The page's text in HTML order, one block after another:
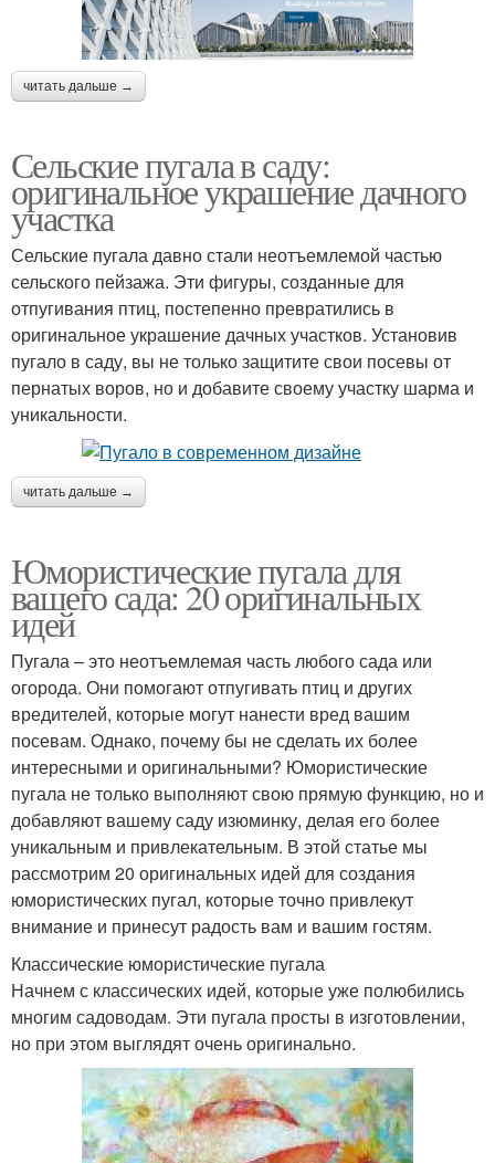
читать дальше →
Сельские пугала в саду:
оригинальное украшение дачного
участка
Сельские пугала давно стали неотъемлемой частью
сельского пейзажа. Эти фигуры, созданные для
отпугивания птиц, постепенно превратились в
оригинальное украшение дачных участков. Установив
пугало в саду, вы не только защитите свои посевы от
пернатых воров, но и добавите своему участку шарма и
уникальности.
читать дальше →
Юмористические пугала для
вашего сада: 20 оригинальных
идей
Пугала – это неотъемлемая часть любого сада или
огорода. Они помогают отпугивать птиц и других
вредителей, которые могут нанести вред вашим
посевам. Однако, почему бы не сделать их более
интересными и оригинальными? Юмористические
пугала не только выполняют свою прямую функцию, но и
добавляют вашему саду изюминку, делая его более
уникальным и привлекательным. В этой статье мы
рассмотрим 20 оригинальных идей для создания
юмористических пугал, которые точно привлекут
внимание и принесут радость вам и вашим гостям.
Классические юмористические пугала
Начнем с классических идей, которые уже полюбились
многим садоводам. Эти пугала просты в изготовлении,
но при этом выглядят очень оригинально.